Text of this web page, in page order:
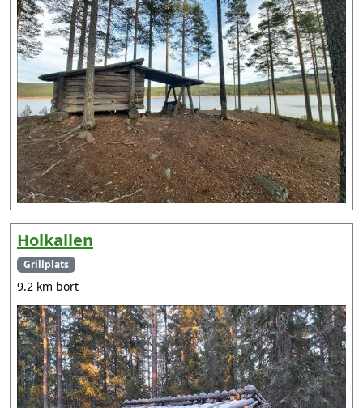
Holkallen
Grillplats
9.2 km bort